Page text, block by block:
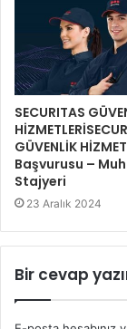
SECURITAS
GÜVENLİK
Başvurusu –
Stajyeri
23 Aralık 2024
Bir cevap